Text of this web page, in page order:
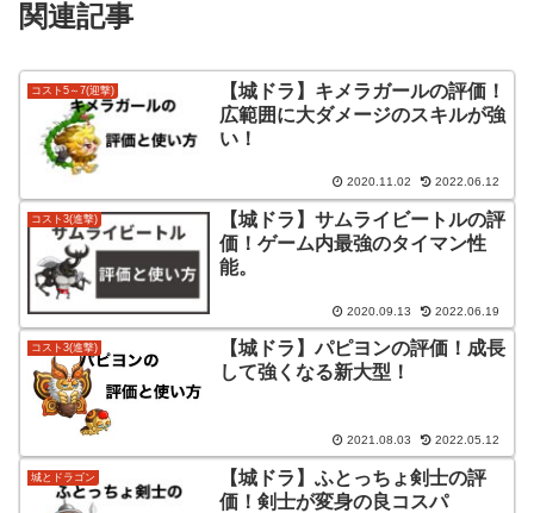
関連記事
コスト5～7(迎撃)
【城ドラ】キメラガールの評価！
広範囲に大ダメージのスキルが強
い！
2020.11.02 2022.06.12
コスト3(進撃)
【城ドラ】サムライビートルの評
価！ゲーム内最強のタイマン性
能。
2020.09.13 2022.06.19
コスト3(進撃)
【城ドラ】パピヨンの評価！成長
して強くなる新大型！
2021.08.03 2022.05.12
城とドラゴン
【城ドラ】ふとっちょ剣士の評
価！剣士が変身の良コスパ